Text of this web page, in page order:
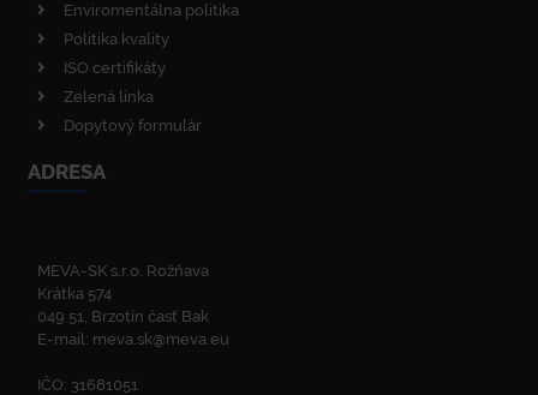
Enviromentálna politika
Politika kvality
ISO certifikáty
Zelená linka
Dopytový formulár
ADRESA
MEVA-SK s.r.o. Rožňava
Krátka 574
049 51, Brzotín časť Bak
E-mail: meva.sk@meva.eu
IČO: 31681051